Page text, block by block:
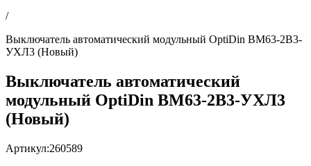
/
Выключатель автоматический модульный OptiDin BM63-2B3-
УХЛ3 (Новый)
Выключатель автоматический
модульный OptiDin BM63-2B3-УХЛ3
(Новый)
Артикул:260589